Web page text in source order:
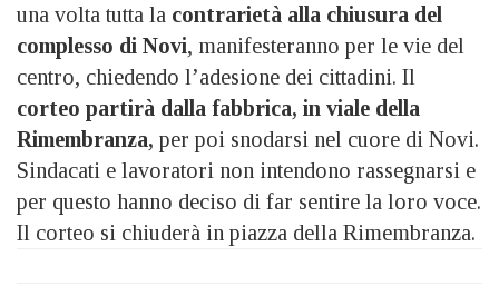
una volta tutta la contrarietà alla chiusura del
complesso di Novi, manifesteranno per le vie del
centro, chiedendo l’adesione dei cittadini. Il
corteo partirà dalla fabbrica, in viale della
Rimembranza, per poi snodarsi nel cuore di Novi.
Sindacati e lavoratori non intendono rassegnarsi e
per questo hanno deciso di far sentire la loro voce.
Il corteo si chiuderà in piazza della Rimembranza.